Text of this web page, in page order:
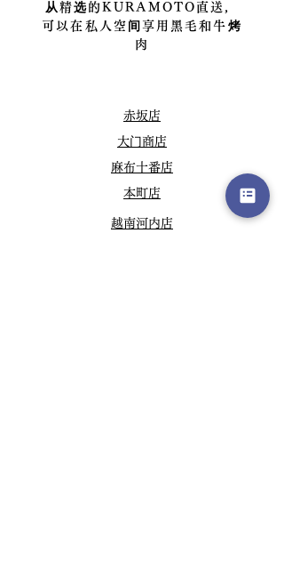
从精选的KURAMOTO直送，
可以在私人空间享用黑毛和牛烤
肉
赤坂店
大门商店
麻布十番店
本町店
越南河内店